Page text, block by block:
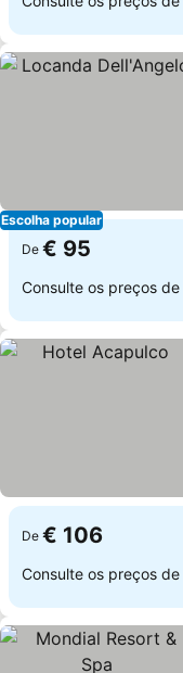
Escolha popular
De € 95
Consulte os preços de
De € 106
Consulte os preços de